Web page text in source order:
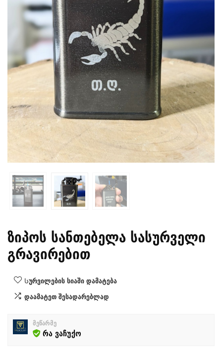
ზიპოს სანთებელა სასურველი
გრავირებით
Სურვილების სიაში დამატება
დაამატეთ შესადარებლად
მეწარმე
რა ვაჩუქო